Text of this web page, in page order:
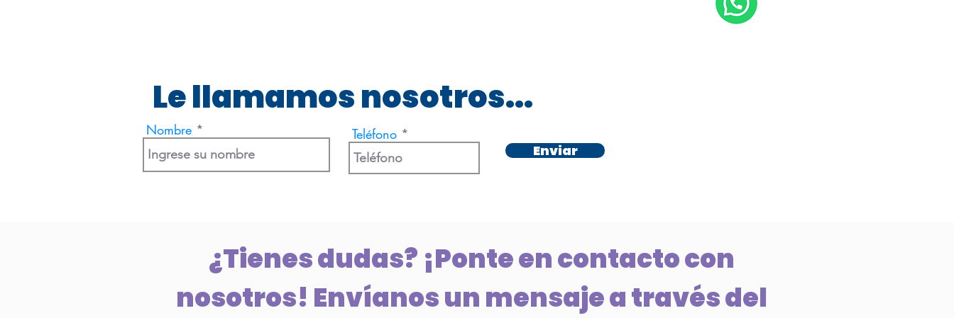
Le llamamos nosotros...
Nombre Teléfono
Enviar
¿Tienes dudas? ¡Ponte en contacto con
nosotros! Envíanos un mensaje a través del